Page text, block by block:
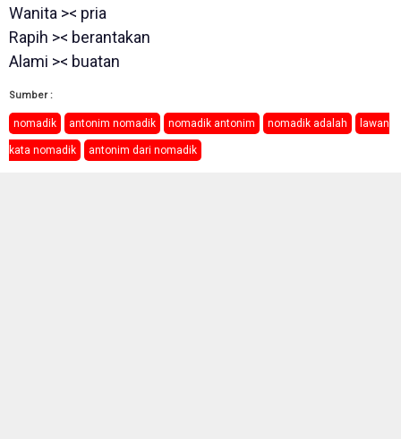
Wanita >< pria
Rapih >< berantakan
Alami >< buatan
Sumber :
nomadik antonim nomadik nomadik antonim nomadik adalah lawan
kata nomadik antonim dari nomadik